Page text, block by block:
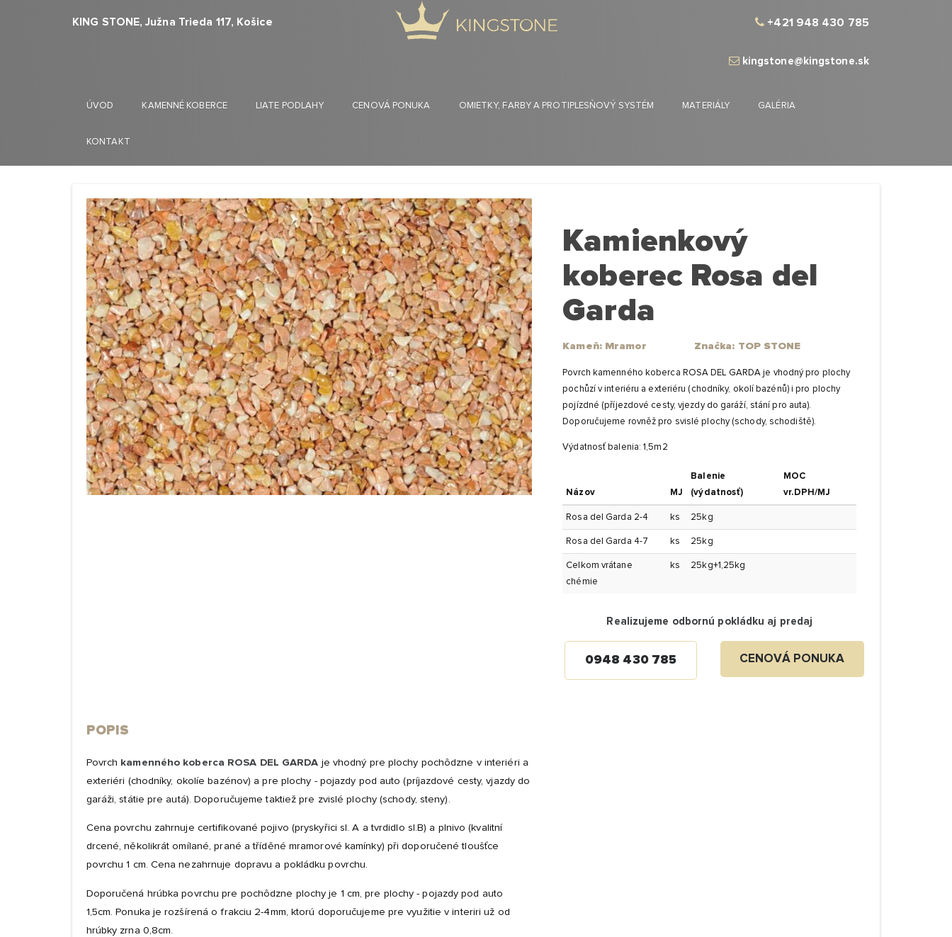
KING STONE, Južna Trieda 117, Košice +421 948 430 785
kingstone@kingstone.sk
ÚVOD KAMENNÉ KOBERCE LIATE PODLAHY CENOVÁ PONUKA OMIETKY, FARBY A PROTIPLESŇOVÝ SYSTÉM MATERIÁLY GALÉRIA
KONTAKT
Kamienkový
koberec Rosa del
Garda
Kameň: Mramor Značka: TOP STONE
Povrch kamenného koberca ROSA DEL GARDA je vhodný pro plochy
pochůzí v interiéru a exteriéru (chodníky, okolí bazénů) i pro plochy
pojízdné (příjezdové cesty, vjezdy do garáží, stání pro auta).
Doporučujeme rovněž pro svislé plochy (schody, schodiště).
Výdatnosť balenia: 1,5m2
Názov MJ
Balenie
(výdatnosť)
MOC
vr.DPH/MJ
Rosa del Garda 2-4 ks 25kg
Rosa del Garda 4-7 ks 25kg
Celkom vrátane
chémie
ks 25kg+1,25kg
Realizujeme odbornú pokládku aj predaj
0948 430 785 CENOVÁ PONUKA
POPIS
Povrch kamenného koberca ROSA DEL GARDA je vhodný pre plochy pochôdzne v interiéri a
exteriéri (chodníky, okolíe bazénov) a pre plochy - pojazdy pod auto (príjazdové cesty, vjazdy do
garáži, státie pre autá). Doporučujeme taktiež pre zvislé plochy (schody, steny).
Cena povrchu zahrnuje certifikované pojivo (pryskyřici sl. A a tvrdidlo sl.B) a plnivo (kvalitní
drcené, několikrát omílané, prané a tříděné mramorové kamínky) při doporučené tloušťce
povrchu 1 cm. Cena nezahrnuje dopravu a pokládku povrchu.
Doporučená hrúbka povrchu pre pochôdzne plochy je 1 cm, pre plochy - pojazdy pod auto
1,5cm. Ponuka je rozšírená o frakciu 2-4mm, ktorú doporučujeme pre využitie v interiri už od
hrúbky zrna 0,8cm.